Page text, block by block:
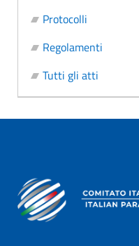
Protocolli
Regolamenti
Tutti gli atti